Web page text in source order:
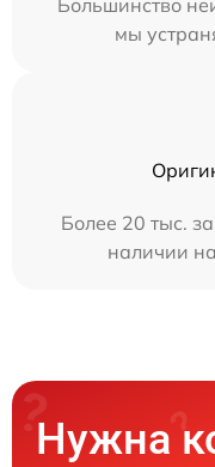
Большинство
мы
Более 20 тыс.
наличии
Нужна